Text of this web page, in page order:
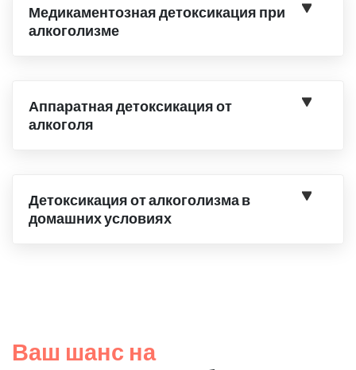
Медикаментозная детоксикация при
алкоголизме
Аппаратная детоксикация от
алкоголя
Детоксикация от алкоголизма в
домашних условиях
Ваш шанс на